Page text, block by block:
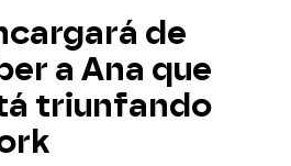
de
a Ana que
triunfando